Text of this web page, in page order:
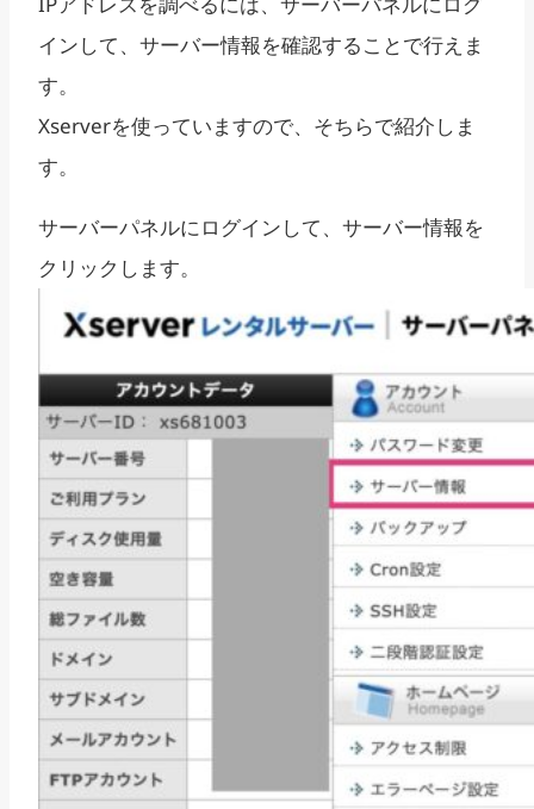
インして、サーバー情報を確認することで行えま
す。
Xserverを使っていますので、そちらで紹介しま
す。
サーバーパネルにログインして、サーバー情報を
クリックします。